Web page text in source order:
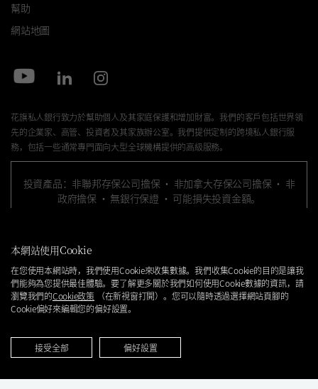
幫助
網站地圖
花旗私人銀行致力於幫助個人及其家庭保護和增加財富。我們的客戶包括世界領
先的企業家、高管、投資者及其家族辦公室。我們提供定制的跨境私人銀行服
務，包括一些通常專門面向大型全球機構提供的高級服務。
投資產品：非聯邦存保公司擔保 · 非加拿大存保公司擔保 · 非
政府擔保 · 無銀行保證 · 可能損失投資金額。
行和非銀行關聯機構，爲客戶提供廣泛的產品和服務。並非所有關聯機構或地點
皆提供所有的產品和服務。在美國地區，投資產品及服務是通過花旗環球金融有
限公司（“CGMI”），其是FINRA及SIPC會員，以及Citi Private Alternatives,
LLC（“CPA”），其是 FINRA以及SIPC會員提供。CGMI的賬戶業務由Pershing
LLC經紀公司執行，該公司爲FINRA、NYSE
在美國以外的地區，投資產品和服務由花旗集團的其他關聯機構所提供。投資管
花旗集團或其任何關聯機構均不提供稅務或法律建議。
本網站使用Cookie
在您使用本網站時，我們使用Cookie來收集數據。我們收集Cookie的目的是讓我
們能夠為您提供最佳體驗。要了解更多關於我們如何使用Cookie數據的資訊，請
瀏覽我們的Cookie政策 （在新視窗打開）。您可以隨時透過選擇網站頁腳的
Cookie偏好來編輯您的偏好設置。
接受全部 偏好設置